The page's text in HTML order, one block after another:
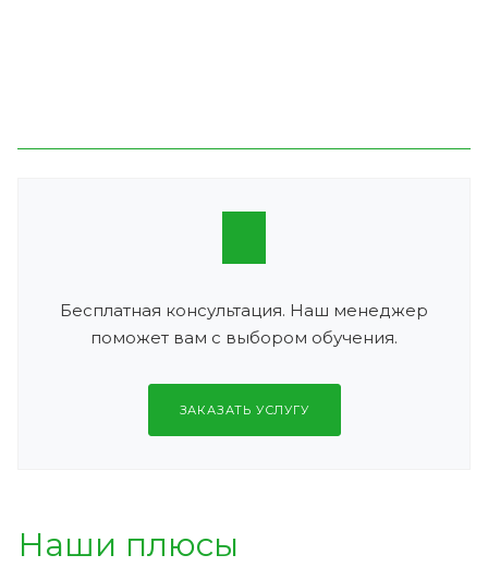
Бесплатная консультация. Наш менеджер
поможет вам с выбором обучения.
ЗАКАЗАТЬ УСЛУГУ
Наши плюсы